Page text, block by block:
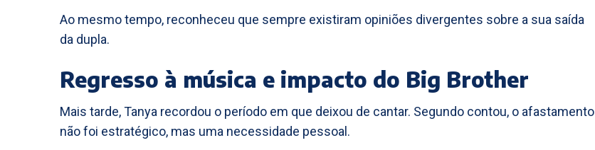
Ao mesmo tempo, reconheceu que sempre existiram opiniões divergentes sobre a sua saída
da dupla.
Regresso à música e impacto do Big Brother
Mais tarde, Tanya recordou o período em que deixou de cantar. Segundo contou, o afastamento
não foi estratégico, mas uma necessidade pessoal.